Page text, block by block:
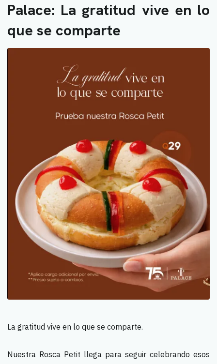
Palace: La gratitud vive en lo
que se comparte
La gratitud vive en lo que se comparte.
Nuestra Rosca Petit llega para seguir celebrando esos